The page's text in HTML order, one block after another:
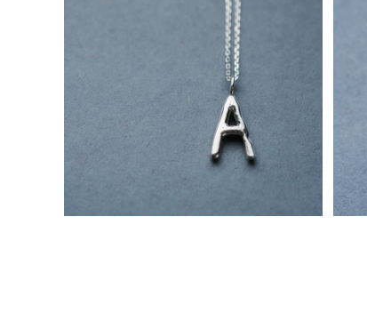
A) 手書き風 イニシャル アルファベット
ネックレス シルバー925 メンズ ユニセ
ックス
¥12,800